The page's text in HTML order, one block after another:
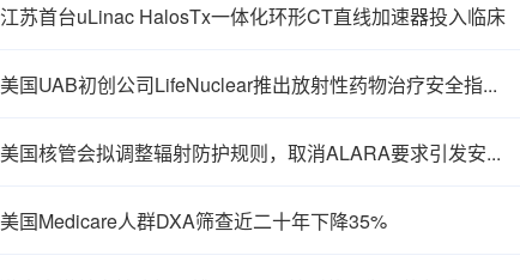
江苏首台uLinac HalosTx一体化环形CT直线加速器投入临床
美国UAB初创公司LifeNuclear推出放射性药物治疗安全指导平台TheraGuide
美国核管会拟调整辐射防护规则，取消ALARA要求引发安全争议
美国Medicare人群DXA筛查近二十年下降35%